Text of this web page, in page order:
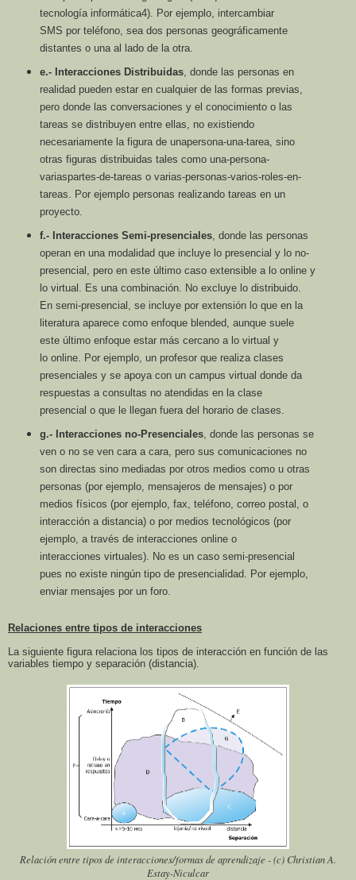
tecnología informática4). Por ejemplo, intercambiar
SMS por teléfono, sea dos personas geográficamente
distantes o una al lado de la otra.
e.- Interacciones Distribuidas, donde las personas en
realidad pueden estar en cualquier de las formas previas,
pero donde las conversaciones y el conocimiento o las
tareas se distribuyen entre ellas, no existiendo
necesariamente la figura de unapersona-una-tarea, sino
otras figuras distribuidas tales como una-persona-
variaspartes-de-tareas o varias-personas-varios-roles-en-
tareas. Por ejemplo personas realizando tareas en un
proyecto.
f.- Interacciones Semi-presenciales, donde las personas
operan en una modalidad que incluye lo presencial y lo no-
presencial, pero en este último caso extensible a lo online y
lo virtual. Es una combinación. No excluye lo distribuido.
En semi-presencial, se incluye por extensión lo que en la
literatura aparece como enfoque blended, aunque suele
este último enfoque estar más cercano a lo virtual y
lo online. Por ejemplo, un profesor que realiza clases
presenciales y se apoya con un campus virtual donde da
respuestas a consultas no atendidas en la clase
presencial o que le llegan fuera del horario de clases.
g.- Interacciones no-Presenciales, donde las personas se
ven o no se ven cara a cara, pero sus comunicaciones no
son directas sino mediadas por otros medios como u otras
personas (por ejemplo, mensajeros de mensajes) o por
medios físicos (por ejemplo, fax, teléfono, correo postal, o
interacción a distancia) o por medios tecnológicos (por
ejemplo, a través de interacciones online o
interacciones virtuales). No es un caso semi-presencial
pues no existe ningún tipo de presencialidad. Por ejemplo,
enviar mensajes por un foro.
Relaciones entre tipos de interacciones
La siguiente figura relaciona los tipos de interacción en función de las
variables tiempo y separación (distancia).
Relación entre tipos de interacciones/formas de aprendizaje - (c) Christian A.
Estay-Niculcar